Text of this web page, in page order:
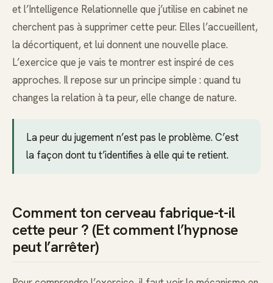
et l’Intelligence Relationnelle que j’utilise en cabinet ne
cherchent pas à supprimer cette peur. Elles l’accueillent,
la décortiquent, et lui donnent une nouvelle place.
L’exercice que je vais te montrer est inspiré de ces
approches. Il repose sur un principe simple : quand tu
changes la relation à ta peur, elle change de nature.
La peur du jugement n’est pas le problème. C’est
la façon dont tu t’identifies à elle qui te retient.
Comment ton cerveau fabrique-t-il
cette peur ? (Et comment l’hypnose
peut l’arrêter)